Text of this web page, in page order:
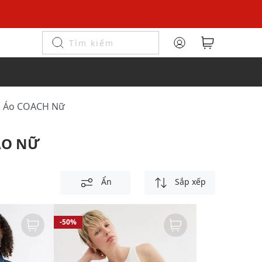
Áo COACH Nữ
NỮ
Ẩn Sắp xếp
-50%